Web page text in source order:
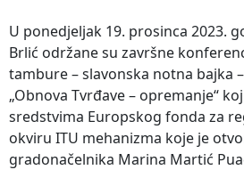
U ponedjeljak 19. prosinca 2023.
Brlić održane su završne
tambure – slavonska notna bajka
„Obnova Tvrđave – opremanje“
sredstvima Europskog fonda za
okviru ITU mehanizma koje je
gradonačelnika Marina Martić